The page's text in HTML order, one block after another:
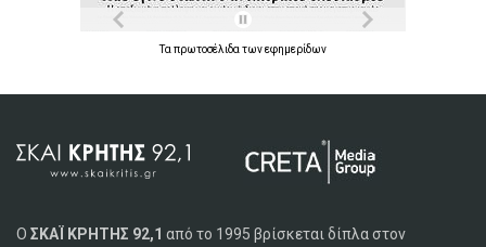
Τα πρωτοσέλιδα τωνεφημερίδων
Ο ΣΚΑΪ ΚΡΗΤΗΣ 92,1 από το 1995 βρίσκεται δίπλα στον